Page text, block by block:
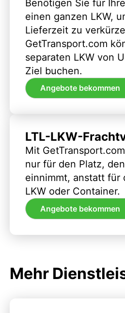
Benötigen Sie für
einen ganzen LKW,
Lieferzeit zu
GetTransport.com
separaten LKW von
Ziel buchen.
Angebote bekommen
LTL-LKW-
Mit
nur für den Platz,
einnimmt, anstatt für
LKW oder Container.
Angebote bekommen
Mehr